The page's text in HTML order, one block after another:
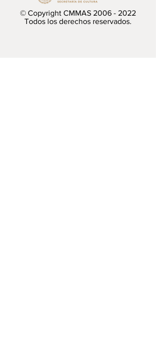
© Copyright CMMAS 2006 - 2022
Todos los derechos reservados.